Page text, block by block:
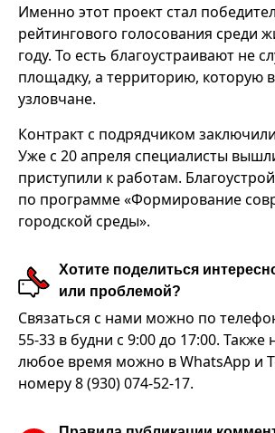
Именно этот проект стал
рейтингового голосования среди
году. То есть благоустраивают не
площадку, а территорию, которую
узловчане.
Контракт с подрядчиком
Уже с 20 апреля специалисты
приступили к работам.
по программе «Формирование
городской среды».
Хотите поделиться
или проблемой?
Связаться с нами можно по
55-33 в будни с 9:00 до 17:00. Также
любое время можно в WhatsApp и
номеру 8 (930) 074-52-17.